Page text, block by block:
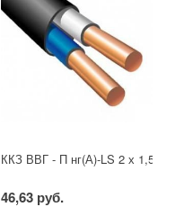
ККЗ ВВГ - П нг(А)-LS 2 х 1,5
46,63 руб.